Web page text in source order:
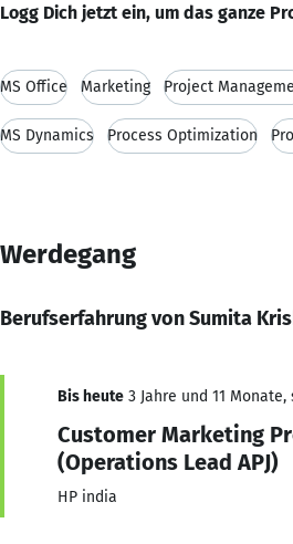
Logg Dich jetzt ein, um das ganze
MS Office Marketing Project
MS Dynamics Process Optimization
Werdegang
Berufserfahrung von Sumita
Bis heute 3 Jahre und 11
Customer Marketing
(Operations Lead APJ)
HP india